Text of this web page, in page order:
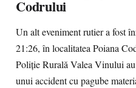
Codrului
Un alt eveniment rutier a fost
21:26, în localitatea Poiana
Poliție Rurală Valea Vinului
unui accident cu pagube